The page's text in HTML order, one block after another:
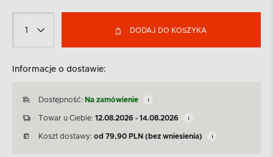
DODAJ DO KOSZYKA
Informacje o dostawie:
Dostępność: Na zamówienie
Towar u Ciebie: 12.08.2026 - 14.08.2026
Koszt dostawy: od 79,90 PLN (bez wniesienia)